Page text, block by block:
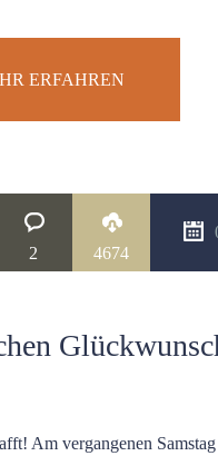
ERFAHREN
2 4674
Am vergangenen